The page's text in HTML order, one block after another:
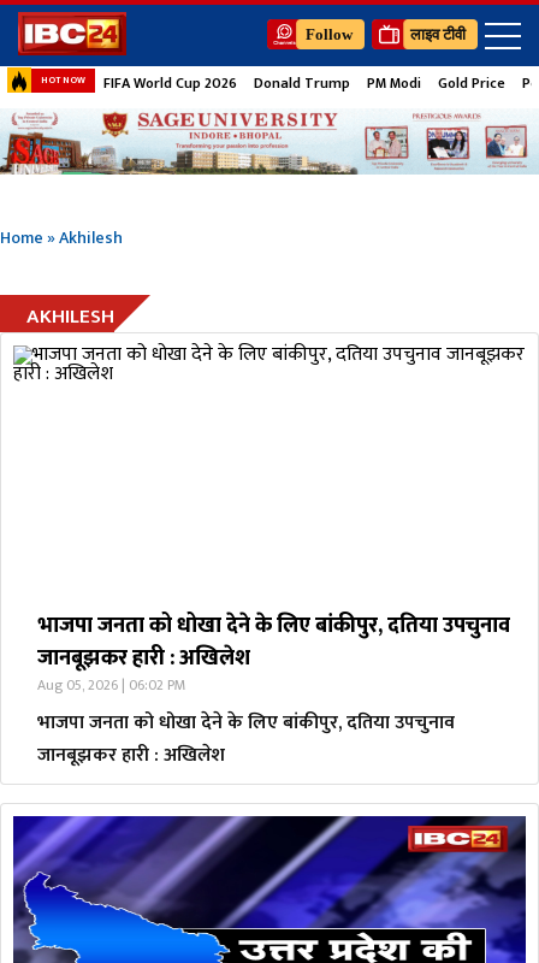
Follow लाइव टीवी
HOT NOW FIFA World Cup 2026 Donald Trump PM Modi Gold Price
Home»Akhilesh
AKHILESH
भाजपा जनता को धोखा देने के लिए बांकीपुर, दतिया उपचुनाव
जानबूझकर हारी : अखिलेश
Aug 05, 2026 | 06:02 PM
भाजपा जनता को धोखा देने के लिए बांकीपुर, दतिया उपचुनाव
जानबूझकर हारी : अखिलेश